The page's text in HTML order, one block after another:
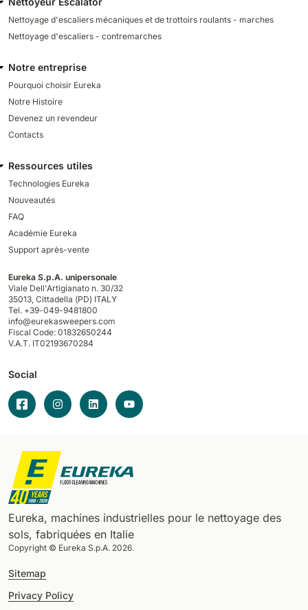
Nettoyage d'escaliers mécaniques et de trottoirs roulants - marches
Nettoyage d'escaliers - contremarches
Notre entreprise
Pourquoi choisir Eureka
Notre Histoire
Devenez un revendeur
Contacts
Ressources utiles
Technologies Eureka
Nouveautés
FAQ
Académie Eureka
Support après-vente
Eureka S.p.A. unipersonale
Viale Dell'Artigianato n. 30/32
35013, Cittadella (PD) ITALY
Tel. +39-049-9481800
info@eurekasweepers.com
Fiscal Code: 01832650244
V.A.T. IT02193670284
Social
Eureka, machines industrielles pour le nettoyage des
sols, fabriquées en Italie
Copyright © Eureka S.p.A. 2026.
Sitemap
Privacy Policy